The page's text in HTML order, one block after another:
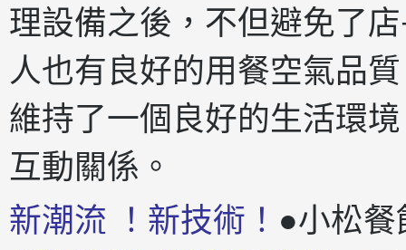
理設備之後，不但避免了
人也有良好的用餐空氣品
維持了一個良好的生活環
互動關係。
新潮流 ！新技術！ ●小松餐